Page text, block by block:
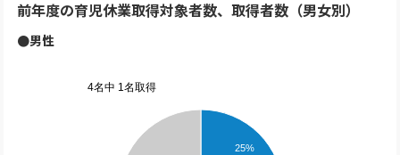
前年度の育児休業取得対象者数、取得者数（男女別）
●男性
4名中 1名取得
25%